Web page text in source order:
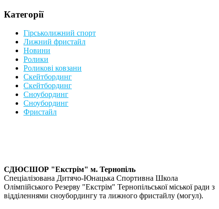
Категорії
Гірськолижний спорт
Лижний фристайл
Новини
Ролики
Роликові ковзани
Скейтбординг
Скейтбординг
Сноубординг
Сноубординг
Фристайл
СДЮСШОР "Екстрім" м. Тернопіль
Спеціалізована Дитячо-Юнацька Спортивна Школа
Олімпійського Резерву "Екстрім" Тернопільської міської ради з
відділеннями сноубордингу та лижного фристайлу (могул).